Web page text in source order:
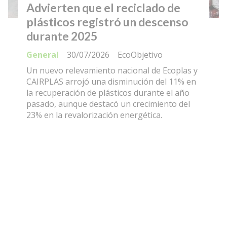
Advierten que el reciclado de
plásticos registró un descenso
durante 2025
EcoObjetivo
General
30/07/2026
Un nuevo relevamiento nacional de Ecoplas y
CAIRPLAS arrojó una disminución del 11% en
la recuperación de plásticos durante el año
pasado, aunque destacó un crecimiento del
23% en la revalorización energética.